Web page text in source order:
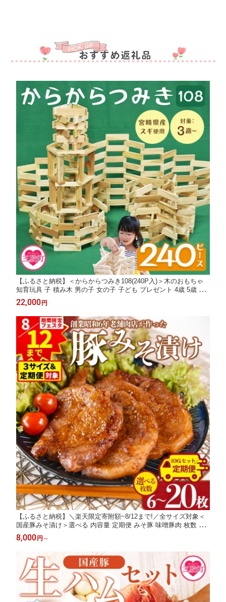
【ふるさと納税】＜からからつみき108(240P入)＞木のおもちゃ
知育玩具 子 積み木 男の子 女の子 子ども プレゼント 4歳 5歳 安
心 安全 木材 国産 スギ 杉 ベビー 誕生日 ギフト 贈り物 贈物 お祝
い【A-1702-bo】【boofoowoo】
22,000 円
【ふるさと納税】＼楽天限定寄附額~8/12まで!／全サイズ対象＜
国産豚みそ漬け＞選べる 内容量 定期便 みそ豚 味噌豚肉 枚数 お
かず 一品 味付き 味噌漬け 国産 ポーク 肉加工品 小分け 個包装
冷凍 おつまみ お弁当 惣菜 簡単調理 BBQ 焼肉 贈答品 【MI001-n
k】【中村食肉】
8,000 円 ～